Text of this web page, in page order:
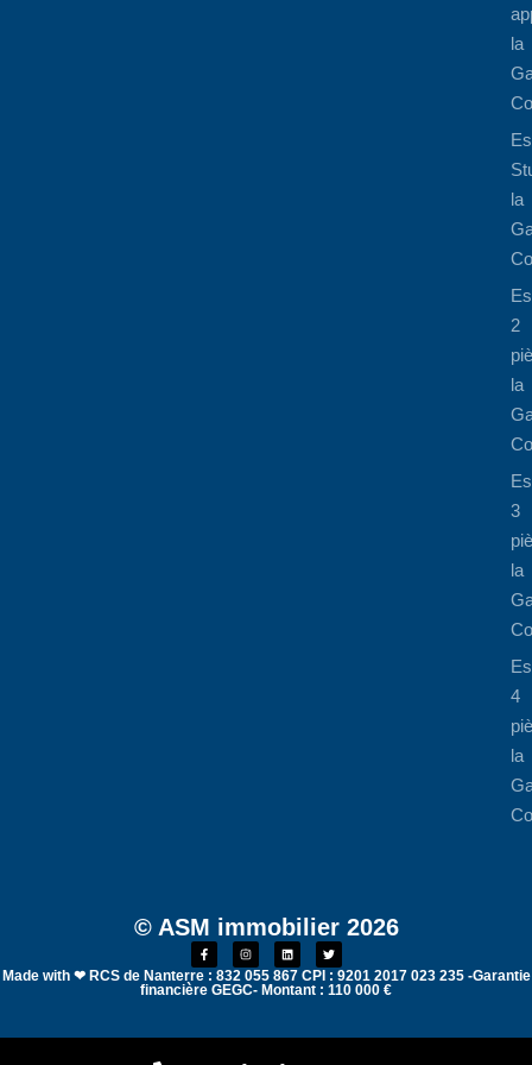
la
la
2
la
3
la
4
la
© ASM immobilier 2026
Made with ❤ RCS de Nanterre : 832 055 867 CPI : 9201 2017 023 235 -Garantie
financière GEGC- Montant : 110 000 €